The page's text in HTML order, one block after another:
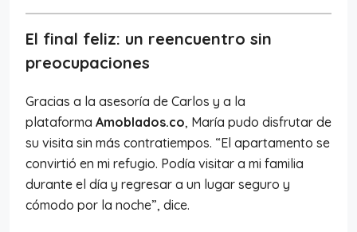
El final feliz: un reencuentro sin
preocupaciones
Gracias a la asesoría de Carlos y a la
plataforma Amoblados.co, María pudo disfrutar de
su visita sin más contratiempos. “El apartamento se
convirtió en mi refugio. Podía visitar a mi familia
durante el día y regresar a un lugar seguro y
cómodo por la noche”, dice.